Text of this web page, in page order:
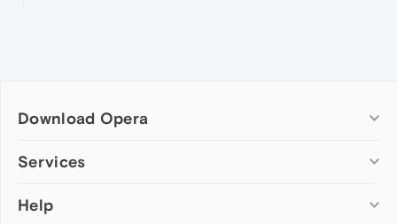
Download Opera
Computer browsers
Opera for Mac
Services
Add-ons
Help